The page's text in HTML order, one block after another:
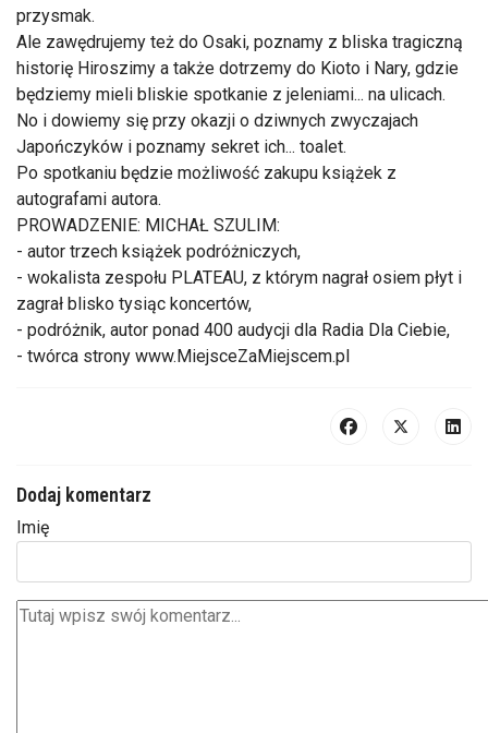
przysmak.
Ale zawędrujemy też do Osaki, poznamy z bliska tragiczną
historię Hiroszimy a także dotrzemy do Kioto i Nary, gdzie
będziemy mieli bliskie spotkanie z jeleniami... na ulicach.
No i dowiemy się przy okazji o dziwnych zwyczajach
Japończyków i poznamy sekret ich... toalet.
Po spotkaniu będzie możliwość zakupu książek z
autografami autora.
PROWADZENIE: MICHAŁ SZULIM:
- autor trzech książek podróżniczych,
- wokalista zespołu PLATEAU, z którym nagrał osiem płyt i
zagrał blisko tysiąc koncertów,
- podróżnik, autor ponad 400 audycji dla Radia Dla Ciebie,
- twórca strony www.MiejsceZaMiejscem.pl
Dodaj komentarz
Imię